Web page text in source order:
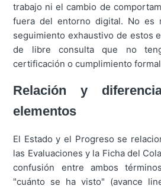
trabajo ni el cambio de
fuera del entorno digital. No es
seguimiento exhaustivo de estos
de libre consulta que no
certificación o cumplimiento
Relación y
elementos
El Estado y el Progreso se
las Evaluaciones y la Ficha del
confusión entre ambos
"cuánto se ha visto" (avance